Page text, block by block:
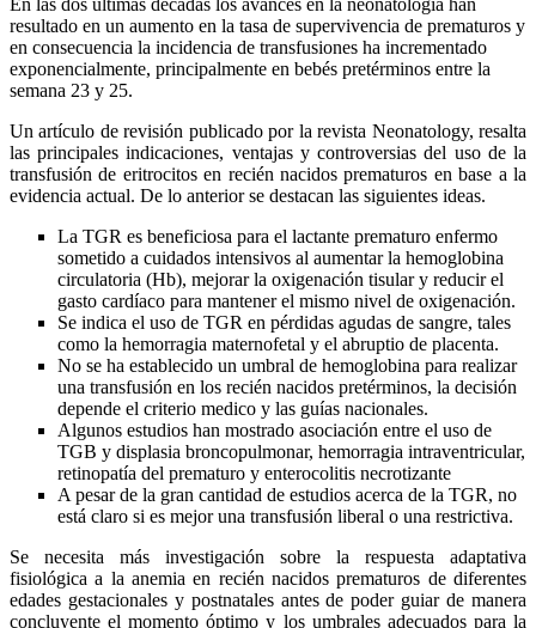
resultado en un aumento en la tasa de supervivencia de prematuros y
en consecuencia la incidencia de transfusiones ha incrementado
exponencialmente, principalmente en bebés pretérminos entre la
semana 23 y 25.
Un artículo de revisión publicado por la revista Neonatology, resalta
las principales indicaciones, ventajas y controversias del uso de la
transfusión de eritrocitos en recién nacidos prematuros en base a la
evidencia actual. De lo anterior se destacan las siguientes ideas.
La TGR es beneficiosa para el lactante prematuro enfermo
sometido a cuidados intensivos al aumentar la hemoglobina
circulatoria (Hb), mejorar la oxigenación tisular y reducir el
gasto cardíaco para mantener el mismo nivel de oxigenación.
Se indica el uso de TGR en pérdidas agudas de sangre, tales
como la hemorragia maternofetal y el abruptio de placenta.
No se ha establecido un umbral de hemoglobina para realizar
una transfusión en los recién nacidos pretérminos, la decisión
depende el criterio medico y las guías nacionales.
Algunos estudios han mostrado asociación entre el uso de
TGB y displasia broncopulmonar, hemorragia intraventricular,
retinopatía del prematuro y enterocolitis necrotizante
A pesar de la gran cantidad de estudios acerca de la TGR, no
está claro si es mejor una transfusión liberal o una restrictiva.
Se necesita más investigación sobre la respuesta adaptativa
fisiológica a la anemia en recién nacidos prematuros de diferentes
edades gestacionales y postnatales antes de poder guiar de manera
concluyente el momento óptimo y los umbrales adecuados para la